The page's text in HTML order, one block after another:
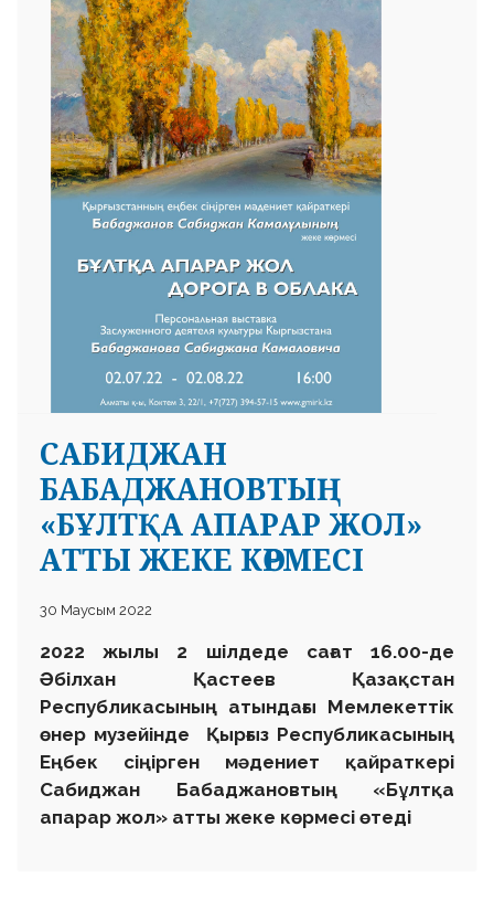
САБИДЖАН
БАБАДЖАНОВТЫҢ
«БҰЛТҚА АПАРАР ЖОЛ»
АТТЫ ЖЕКЕ КӨРМЕСІ
30 Маусым 2022
2022 жылы 2 шілдеде сағат 16.00-де
Әбілхан Қастеев Қазақстан
Республикасының атындағы Мемлекеттік
өнер музейінде Қырғыз Республикасының
Еңбек сіңірген мәдениет қайраткері
Сабиджан Бабаджановтың «Бұлтқа
апарар жол» атты жеке көрмесі өтеді